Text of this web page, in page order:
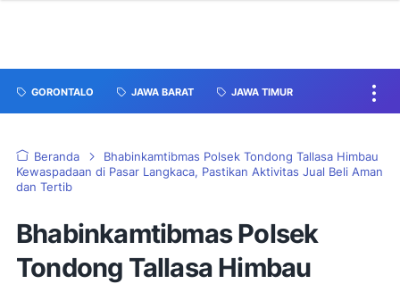
GORONTALO JAWA BARAT JAWA TIMUR
Beranda
Bhabinkamtibmas Polsek Tondong Tallasa Himbau
Kewaspadaan di Pasar Langkaca, Pastikan Aktivitas Jual Beli Aman
dan Tertib
Bhabinkamtibmas Polsek
Tondong Tallasa Himbau